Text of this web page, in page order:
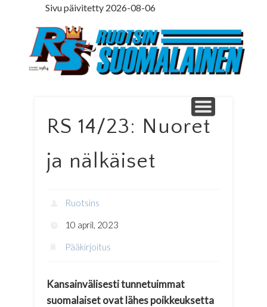
Sivu päivitetty 2026-08-06
ETUSIVU
PÄÄKIRJOITUS
MINNE MENNÄ
ILMOITUSOSASTO
LEHTITILAUS
NETTILEHTI
LEDARE PÅ SVENSKA
YHTEYSTIEDOT
RS 14/23: Nuoret
ja nälkäiset
Ruotsins
10 april, 2023
Pääkirjoitus
Kansainvälisesti tunnetuimmat
suomalaiset ovat lähes poikkeuksetta